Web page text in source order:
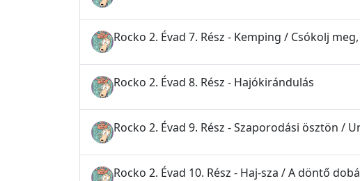
Rocko 2. Évad 7. Rész - Kemping / Csókolj
Rocko 2. Évad 8. Rész - Hajókirándulás
Rocko 2. Évad 9. Rész - Szaporodási ösztön /
Rocko 2. Évad 10. Rész - Haj-sza / A döntő